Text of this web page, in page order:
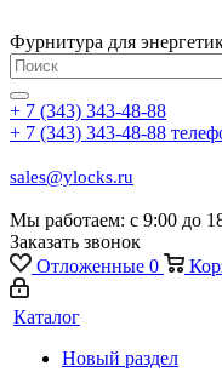
Фурнитура для
+ 7 (343) 343-48-88
+ 7 (343) 343-48-88
sales@ylocks.ru
Мы работаем: с 9:00 до
Заказать звонок
Отложенные 0
Каталог
Новый раздел